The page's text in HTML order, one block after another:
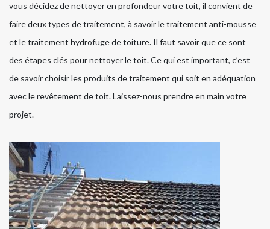
vous décidez de nettoyer en profondeur votre toit, il convient de
faire deux types de traitement, à savoir le traitement anti-mousse
et le traitement hydrofuge de toiture. Il faut savoir que ce sont
des étapes clés pour nettoyer le toit. Ce qui est important, c’est
de savoir choisir les produits de traitement qui soit en adéquation
avec le revêtement de toit. Laissez-nous prendre en main votre
projet.